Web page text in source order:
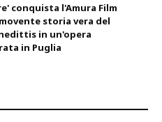
conquista l'Amura Film
storia vera del
in un'opera
in Puglia